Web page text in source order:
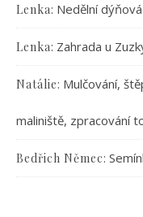
Lenka: Nedělní
Lenka: Zahrada u
Natálie: Mulčování,
maliniště, zpracování
Bedřich Němec: